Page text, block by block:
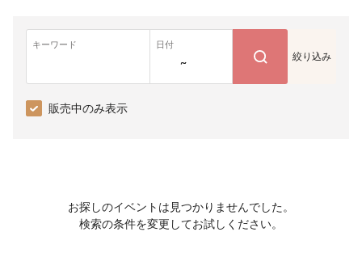
キーワード 日付
~ 絞り込み
販売中のみ表示
お探しのイベントは見つかりませんでした。
検索の条件を変更してお試しください。